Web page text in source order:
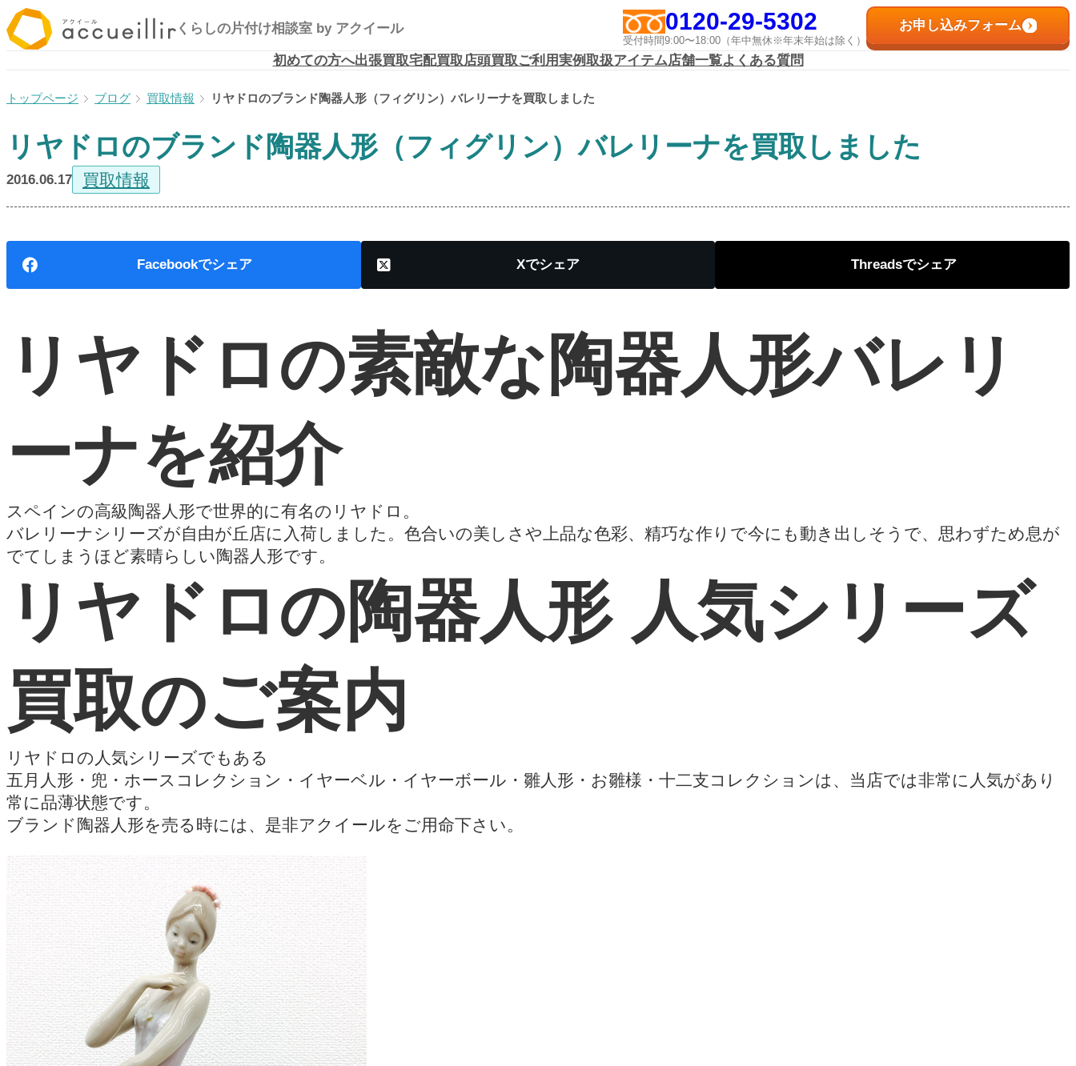
内
容
キ
プ
くらしの片付け相談室 by アクイール 0120-29-5302
受付時間9:00〜18:00（年中無休※年末年始は除く）
お申し込みフォーム
初めての方へ出張買取宅配買取店頭買取ご利用実例取扱アイテム店舗一覧よくある質問
ブログ 買取情報 リヤドロのブランド陶器人形（フィグリン）バレリーナを買取しました
リヤドロのブランド陶器人形（フィグリン）バレリーナを買取しました
2016.06.17 買取情報
Facebook X Threads
リヤドロの素敵な陶器人形バレリ
ーナを紹介
スペインの高級陶器人形で世界的に有名のリヤドロ。
バレリーナシリーズが自由が丘店に入荷しました。色合いの美しさや上品な色彩、精巧な作りで今にも動き出しそうで、思わずため息が
でてしまうほど素晴らしい陶器人形です。
リヤドロの陶器人形 人気シリーズ
買取のご案内
リヤドロの人気シリーズでもある
五月人形・兜・ホースコレクション・イヤーベル・イヤーボール・雛人形・お雛様・十二支コレクションは、当店では非常に人気があり
常に品薄状態です。
ブランド陶器人形を売る時には、是非アクイールをご用命下さい。